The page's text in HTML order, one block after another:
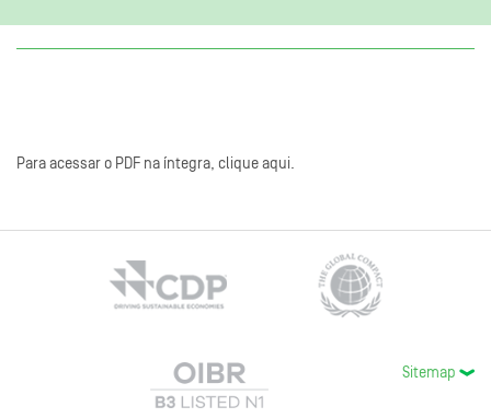
Para acessar o PDF na íntegra, clique aqui.
Sitemap